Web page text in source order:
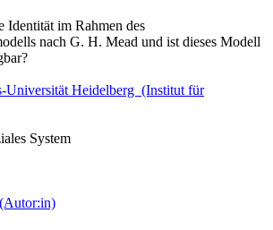
Identität im Rahmen des
nach G. H. Mead und ist dieses Modell
Universität Heidelberg (Institut für
System